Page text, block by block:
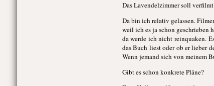
Das Lavendelzimmer soll
Da bin ich relativ gelassen.
weil ich es ja schon geschrieben
da werde ich nicht reinquaken.
das Buch liest oder ob er lieber
Wenn jemand sich von meinem
Gibt es schon konkrete Pläne?